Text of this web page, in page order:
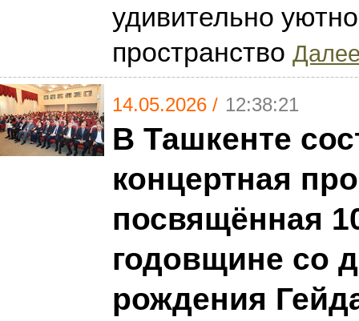
удивительно
пространство
14.05.2026 / 12:38:21
В Ташкенте
концертная
посвящённая
годовщине со
рождения